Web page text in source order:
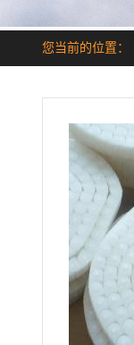
您当前的位置：